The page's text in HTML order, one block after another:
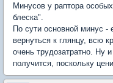
Минусов у раптора
блеска".
По сути основной минус -
вернуться к глянцу, всю
очень трудозатратно. Ну
получится, поскольку